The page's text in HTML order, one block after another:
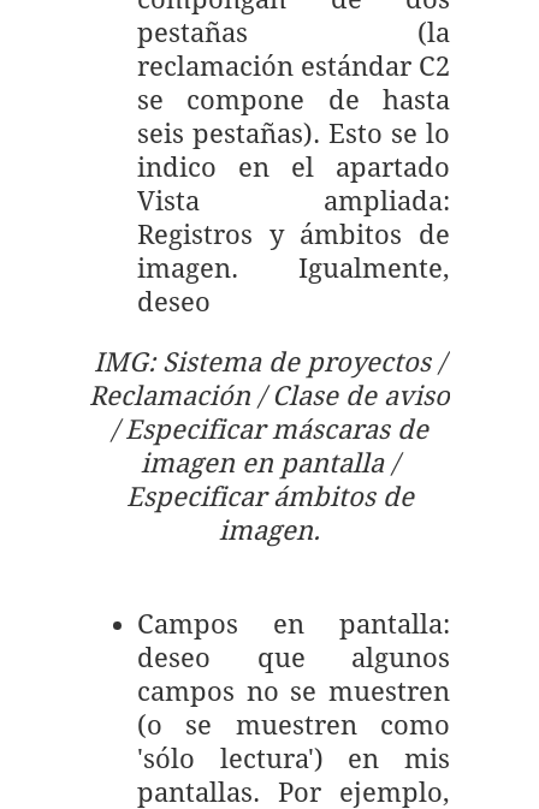
pestañas (la
reclamación estándar C2
se compone de hasta
seis pestañas). Esto se lo
indico en el apartado
Vista ampliada:
Registros y ámbitos de
imagen. Igualmente,
deseo
IMG: Sistema de proyectos /
Reclamación / Clase de aviso
/ Especificar máscaras de
imagen en pantalla /
Especificar ámbitos de
imagen.
Campos en pantalla:
deseo que algunos
campos no se muestren
(o se muestren como
'sólo lectura') en mis
pantallas. Por ejemplo,